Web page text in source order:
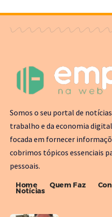
Somos o seu portal de
trabalho e da economia
focada em fornecer
cobrimos tópicos essenciais
pessoais.
Home Quem Faz
Notícias